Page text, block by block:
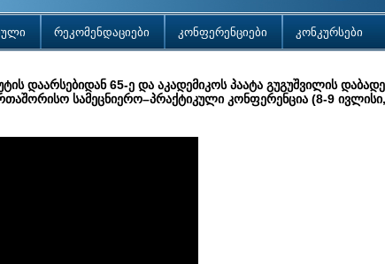
რეკომენდაციები კონფერენციები კონკურსები
დაარსებიდან 65-ე და აკადემიკოს პაატა გუგუშვილის
სამეცნიერო–პრაქტიკული კონფერენცია (8-9 ივლისი,